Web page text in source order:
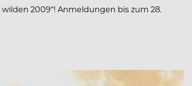
2009“! Anmeldungen bis zum 28.